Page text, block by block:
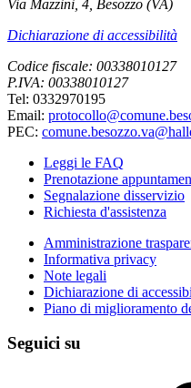
Via Mazzini, 4, Besozzo (VA)
Dichiarazione di accessibilità
Codice fiscale: 00338010127
P.IVA: 00338010127
Tel: 0332970195
Email:
PEC:
Leggi le FAQ
Prenotazione
Segnalazione disservizio
Richiesta d'assistenza
Amministrazione
Informativa privacy
Note legali
Dichiarazione di
Piano di miglioramento
Seguici su